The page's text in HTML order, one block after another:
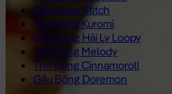
Gấu Bông Stitch
Thỏ Bông Kuromi
Gấu Bông Hải Ly Loopy
Thỏ Bông Melody
Thỏ Bông Cinnamoroll
Gấu Bông Doremon